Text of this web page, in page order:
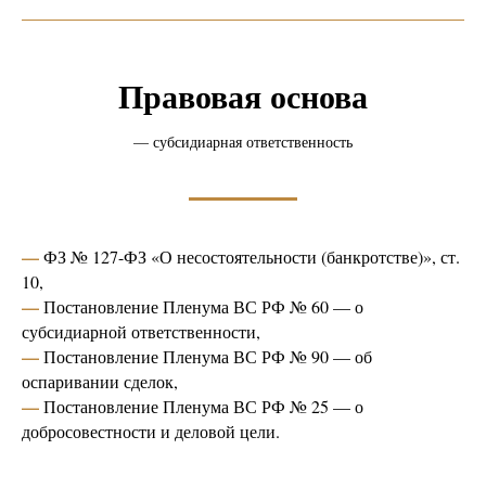
Правовая основа
— субсидиарная ответственность
—ФЗ № 127-ФЗ «О несостоятельности (банкротстве)», ст.
10,
—Постановление Пленума ВС РФ № 60 — о
субсидиарной ответственности,
—Постановление Пленума ВС РФ № 90 — об
оспаривании сделок,
—Постановление Пленума ВС РФ № 25 — о
добросовестности и деловой цели.